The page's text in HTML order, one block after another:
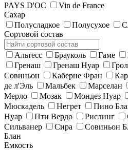
PAYS D'OC
Vin de France
Сахар
Полусладкое
Полусухое
Сортовой состав
Альтесс Брауколь Гаме
Гренаш
Гренаш Нуар
Совиньон
Каберне Фран
де л'Эль
Мальбек Марселан
Мерло
Мозак Мондез Нуар
Мюскадель
Негрет Пино
Нуар
Пти Вердо Рислинг
Сильванер
Сира Совиньон
Блан
Емкость